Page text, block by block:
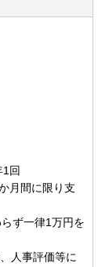
回
月間に限り支
ず一律1万円を
人事評価等に